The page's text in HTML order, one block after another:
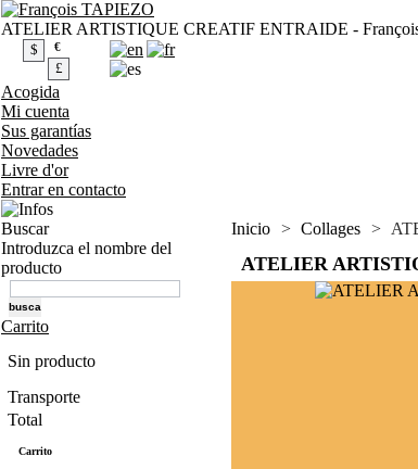
ATELIER ARTISTIQUE CREATIF ENTRAIDE -
$ €
£
Acogida
Mi cuenta
Sus garantías
Novedades
Livre d'or
Entrar en contacto
Buscar
Introduzca el nombre del
producto
Carrito
Sin producto
Transporte
Total
Carrito
Inicio > Collages >
ATELIER